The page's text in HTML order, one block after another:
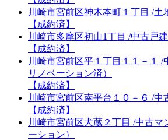
川崎市宮前区神木本町１丁目 /土
【成約済】
川崎市多摩区初山1丁目 /中古戸
【成約済】
川崎市宮前区平１丁目１１－１ /
リノベーション済）
【成約済】
川崎市宮前区南平台１０－６ /中
【成約済】
川崎市宮前区犬蔵２丁目 /中古マ
ーション）